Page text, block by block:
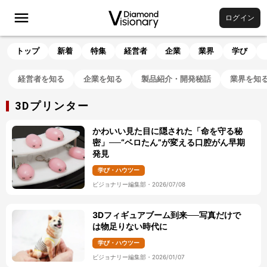
ログイン
トップ 新着 特集 経営者 企業 業界 学び
経営者を知る 企業を知る 製品紹介・開発秘話 業界を知
3Dプリンター
かわいい見た目に隠された「命を守る秘
密」──“ベロたん”が変える口腔がん早期
発見
学び・ハウツー
ビジョナリー編集部・ 2026/07/08
3Dフィギュアブーム到来──写真だけで
は物足りない時代に
学び・ハウツー
ビジョナリー編集部・ 2026/01/07